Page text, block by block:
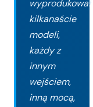
wyprodukował
kilkanaście
modeli,
każdy z
innym
wejściem,
inną mocą,